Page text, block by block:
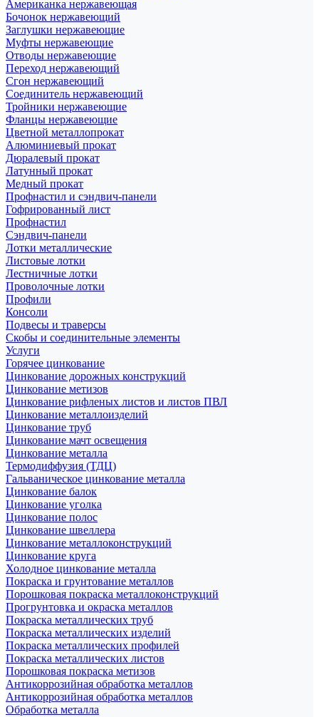
Американка нержавеющая
Бочонок нержавеющий
Заглушки нержавеющие
Муфты нержавеющие
Отводы нержавеющие
Переход нержавеющий
Сгон нержавеющий
Соединитель нержавеющий
Тройники нержавеющие
Фланцы нержавеющие
Цветной металлопрокат
Алюминиевый прокат
Дюралевый прокат
Латунный прокат
Медный прокат
Профнастил и сэндвич-панели
Гофрированный лист
Профнастил
Сэндвич-панели
Лотки металлические
Листовые лотки
Лестничные лотки
Проволочные лотки
Профили
Консоли
Подвесы и траверсы
Скобы и соединительные элементы
Услуги
Горячее цинкование
Цинкование дорожных конструкций
Цинкование метизов
Цинкование рифленых листов и листов ПВЛ
Цинкование металлоизделий
Цинкование труб
Цинкование мачт освещения
Цинкование металла
Термодиффузия (ТДЦ)
Гальваническое цинкование металла
Цинкование балок
Цинкование уголка
Цинкование полос
Цинкование швеллера
Цинкование металлоконструкций
Цинкование круга
Холодное цинкование металла
Покраска и грунтование металлов
Порошковая покраска металлоконструкций
Прогрунтовка и окраска металлов
Покраска металлических труб
Покраска металлических изделий
Покраска металлических профилей
Покраска металлических листов
Порошковая покраска метизов
Антикоррозийная обработка металлов
Антикоррозийная обработка металлов
Обработка металла